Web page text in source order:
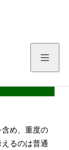
護の活用
暮らしで重
め、重度の
るのは普通